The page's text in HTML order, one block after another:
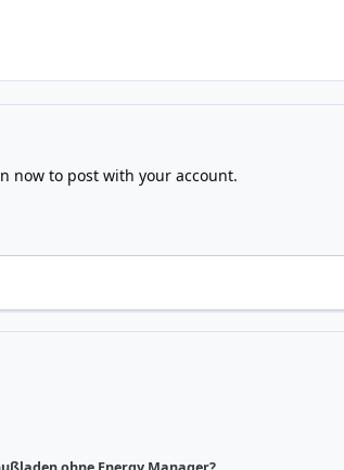
nowto post with your account.